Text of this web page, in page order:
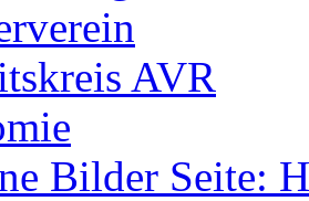
AVR
Bilder Seite: